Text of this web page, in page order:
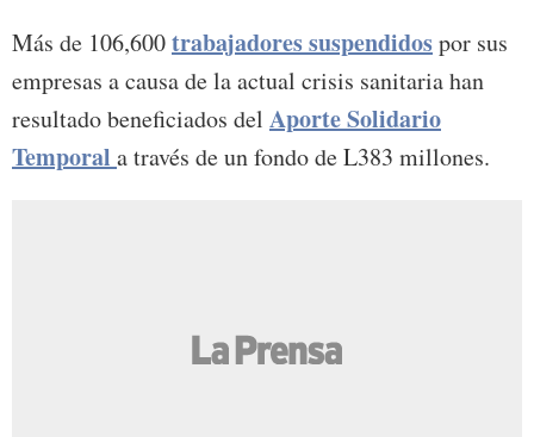
Más de 106,600trabajadores suspendidospor sus
empresas a causa de la actual crisis sanitaria han
resultado beneficiados del Aporte Solidario
Temporal a través de un fondo de L383 millones.